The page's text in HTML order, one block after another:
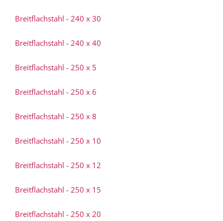
Breitflachstahl - 240 x 30
Breitflachstahl - 240 x 40
Breitflachstahl - 250 x 5
Breitflachstahl - 250 x 6
Breitflachstahl - 250 x 8
Breitflachstahl - 250 x 10
Breitflachstahl - 250 x 12
Breitflachstahl - 250 x 15
Breitflachstahl - 250 x 20